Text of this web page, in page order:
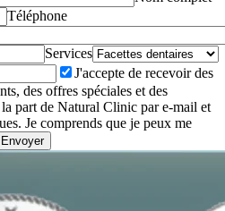
Téléphone
Services
J'accepte de recevoir des
des offres spéciales et des
part de Natural Clinic par e-mail et
Je comprends que je peux me
Envoyer